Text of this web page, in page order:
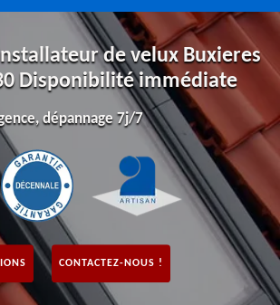
de velux Buxieres
Disponibilité immédiate
dépannage 7j/7
CONTACTEZ-NOUS !